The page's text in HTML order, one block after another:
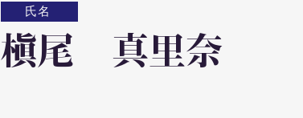
氏名
槇尾 真里奈